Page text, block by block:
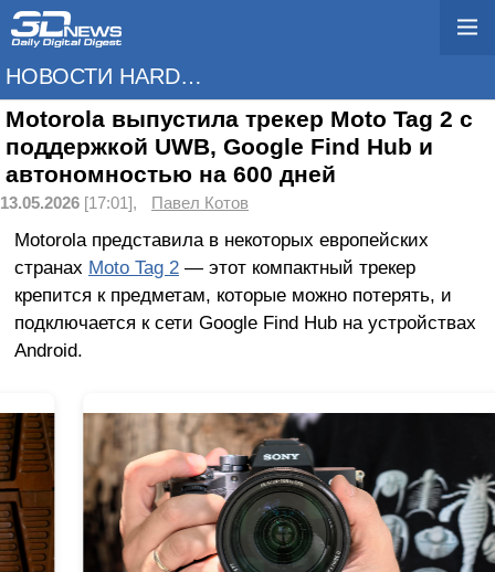
НОВОСТИ HARDWARE
Motorola выпустила трекер Moto Tag 2 с
поддержкой UWB, Google Find Hub и
автономностью на 600 дней
13.05.2026 [17:01], Павел Котов
Motorola представила в некоторых европейских
странах Moto Tag 2— этот компактный трекер
крепится к предметам, которые можно потерять, и
подключается к сети Google Find Hub на устройствах
Android.